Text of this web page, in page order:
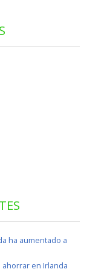
ha aumentado a
en Irlanda